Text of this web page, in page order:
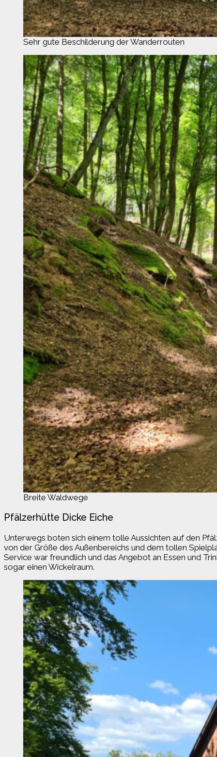
Sehr gute Beschilderung der Wanderrouten
Breite Waldwege
Pfälzerhütte Dicke Eiche
Unterwegs boten sich einem tolle Aussichten auf den
von der Größe des Außenbereichs und dem tollen
Service war freundlich und das Angebot an Essen und
sogar einen Wickelraum.